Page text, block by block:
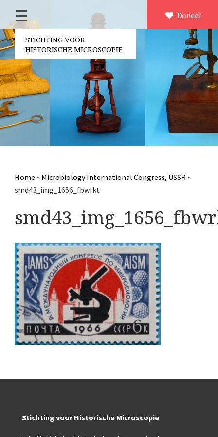
×
Home
Over ons
Contact
Bestuur
Vrijwilligers
Partners
Jaarverslagen
Microscopen
Overige optische instrumenten
Elektrische meetapparatuur
Boeken
Divers
Makers
Images
Culpeper (ca. 1735)
Cuff (ca. 1745)
volgens Culpeper (1750-
Long, Gould type (1821-1850)
Nachet, ‘grand modèle’ (1856-1862)
Doneer
☰
STICHTING VOOR
HISTORISCHE MICROSCOPIE
Home » Microbiology International Congress, USSR »
smd43_img_1656_fbwrkt
Stichting voor Historische Microscopie